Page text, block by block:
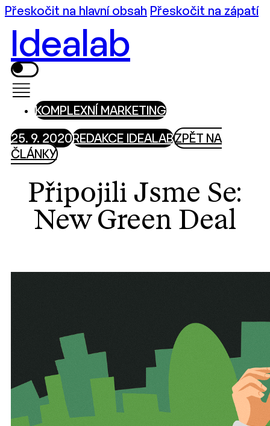
Přeskočit na hlavní obsah Přeskočit na zápatí
Idealab
KOMPLEXNÍ MARKETING
25. 9. 2020REDAKCE IDEALABZPĚT NA
ČLÁNKY
Připojili Jsme Se:
New Green Deal